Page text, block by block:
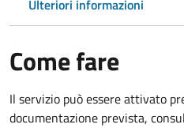
Ulteriori informazioni
Come fare
Il servizio può essere attivato
documentazione prevista,